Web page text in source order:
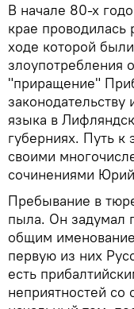
В начале 80-х
крае проводилась
ходе которой
злоупотребления
"приращение"
законодательству
языка в
губерниях. Путь
своими
сочинениями
Пребывание в
пыла. Он задумал
общим
первую из них
есть
неприятностей со